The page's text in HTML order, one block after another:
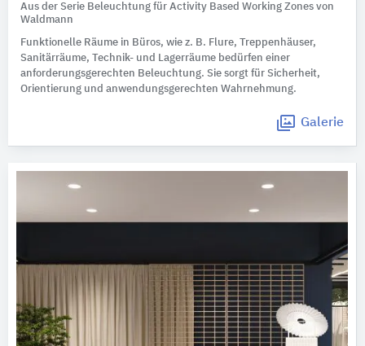
Aus der Serie Beleuchtung für Activity Based Working Zones von
Waldmann
Funktionelle Räume in Büros, wie z. B. Flure, Treppenhäuser,
Sanitärräume, Technik- und Lagerräume bedürfen einer
anforderungsgerechten Beleuchtung. Sie sorgt für Sicherheit,
Orientierung und anwendungsgerechten Wahrnehmung.
Galerie